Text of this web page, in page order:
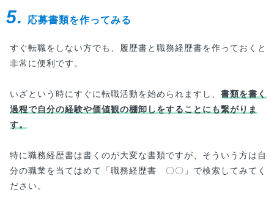
提にしているため、キャリアの希望が叶いづらい
ます。
5. 応募書類を作ってみる
すぐ転職をしない方でも、履歴書と職務経歴書を作っておくと
非常に便利です。
いざという時にすぐに転職活動を始められますし、 書類を書く
過程で自分の経験や価値観の棚卸しをすることにも繋がりま
す。
特に職務経歴書は書くのが大変な書類ですが、そういう方は自
分の職業を当てはめて「職務経歴書 〇〇」で検索してみてく
ださい。